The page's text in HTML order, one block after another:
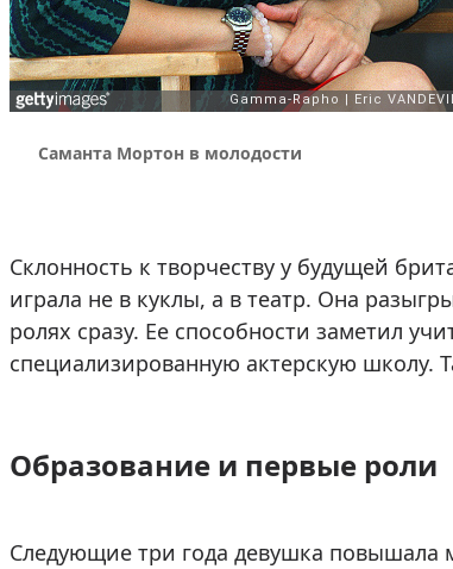
Саманта Мортон в молодости
Склонность к творчеству у будущей
играла не в куклы, а в театр. Она
ролях сразу. Ее способности заметил
специализированную актерскую школу.
Образование и первые роли
Следующие три года девушка повышала